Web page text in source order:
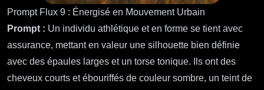
Prompt Flux 9 : Énergisé en Mouvement Urbain
Prompt : Un individu athlétique et en forme se tient avec
assurance, mettant en valeur une silhouette bien définie
avec des épaules larges et un torse tonique. Ils ont des
cheveux courts et ébouriffés de couleur sombre, un teint de